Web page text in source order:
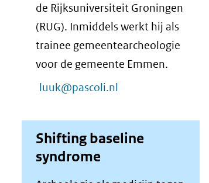
de Rijksuniversiteit Groningen
(RUG). Inmiddels werkt hij als
trainee gemeentearcheologie
voor de gemeente Emmen.
luuk@pascoli.nl
Shifting baseline
syndrome